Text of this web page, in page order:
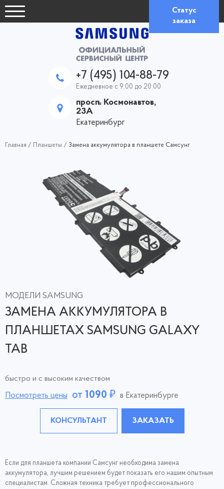
Статус
заказа
+7 (495) 104-88-79
Ежедневное с 9:00 до 20:00
просп. Космонавтов,
23А
Екатеринбург
Главная / Планшеты / Замена аккумулятора в планшете Самсунг
МОДЕЛИ SAMSUNG
ЗАМЕНА АККУМУЛЯТОРА В
ПЛАНШЕТАХ SAMSUNG GALAXY
TAB
быстро и с высоким качеством
Посмотреть цены от 1090 ₽ в Екатеринбурге
КОНСУЛЬТАНТ ЗАКАЗАТЬ
Если для планшета компании Самсунг необходима замена
аккумулятора, лучшим решением будет показать его нашим опытным
специалистам. Сложная техника требует профессионального